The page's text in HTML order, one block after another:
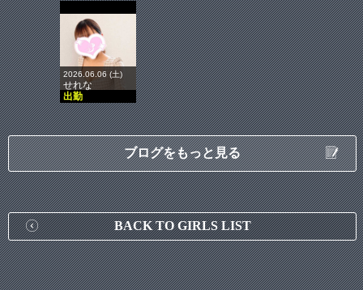
2026.06.06 (土)
せれな
出勤
ブログをもっと見る
BACK TO GIRLS LIST